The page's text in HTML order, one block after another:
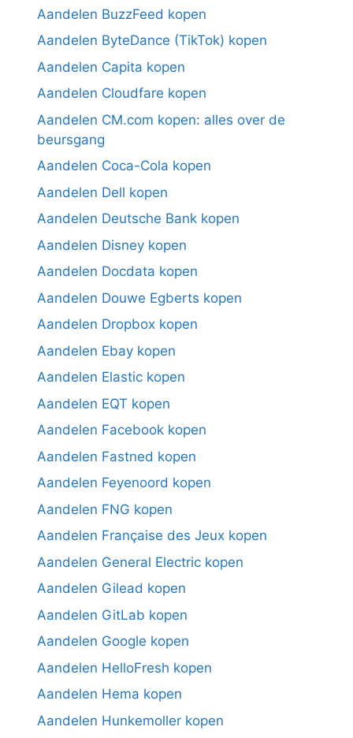
Aandelen BuzzFeed kopen
Aandelen ByteDance (TikTok) kopen
Aandelen Capita kopen
Aandelen Cloudfare kopen
Aandelen CM.com kopen: alles over de
beursgang
Aandelen Coca-Cola kopen
Aandelen Dell kopen
Aandelen Deutsche Bank kopen
Aandelen Disney kopen
Aandelen Docdata kopen
Aandelen Douwe Egberts kopen
Aandelen Dropbox kopen
Aandelen Ebay kopen
Aandelen Elastic kopen
Aandelen EQT kopen
Aandelen Facebook kopen
Aandelen Fastned kopen
Aandelen Feyenoord kopen
Aandelen FNG kopen
Aandelen Française des Jeux kopen
Aandelen General Electric kopen
Aandelen Gilead kopen
Aandelen GitLab kopen
Aandelen Google kopen
Aandelen HelloFresh kopen
Aandelen Hema kopen
Aandelen Hunkemoller kopen